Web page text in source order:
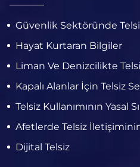
Güvenlik Sektöründe
Hayat Kurtaran Bilgiler
Liman Ve Denizcilikte
Kapalı Alanlar İçin Telsiz
Telsiz Kullanımının Yasal
Afetlerde Telsiz
Dijital Telsiz